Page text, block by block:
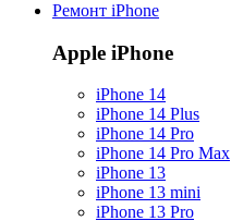
Ремонт iPhone
Apple iPhone
iPhone 14
iPhone 14 Plus
iPhone 14 Pro
iPhone 14 Pro Max
iPhone 13
iPhone 13 mini
iPhone 13 Pro